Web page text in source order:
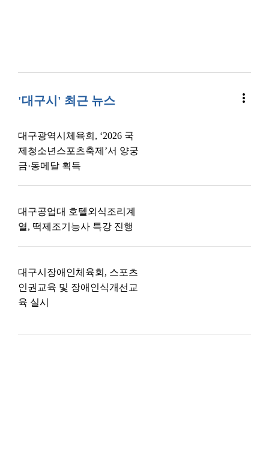
'대구시' 최근 뉴스 more_vert
대구광역시체육회, ‘2026 국
제청소년스포츠축제’서 양궁
금·동메달 획득
대구공업대 호텔외식조리계
열, 떡제조기능사 특강 진행
대구시장애인체육회, 스포츠
인권교육 및 장애인식개선교
육 실시